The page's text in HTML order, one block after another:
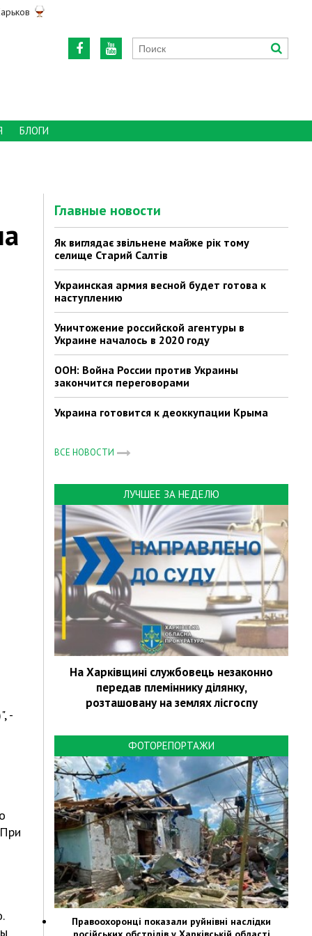
БЛОГИ
-
Главные новости
Як виглядає звільнене майже рік тому
селище Старий Салтів
Украинская армия весной будет готова к
наступлению
Уничтожение российской агентуры в
Украине началось в 2020 году
ООН: Война России против Украины
закончится переговорами
Украина готовится к деоккупации Крыма
ВСЕ НОВОСТИ
ЛУЧШЕЕ ЗА НЕДЕЛЮ
На Харківщині службовець незаконно
передав племіннику ділянку,
розташовану на землях лісгоспу
ФОТОРЕПОРТАЖИ
Правоохоронці показали руйнівні наслідки